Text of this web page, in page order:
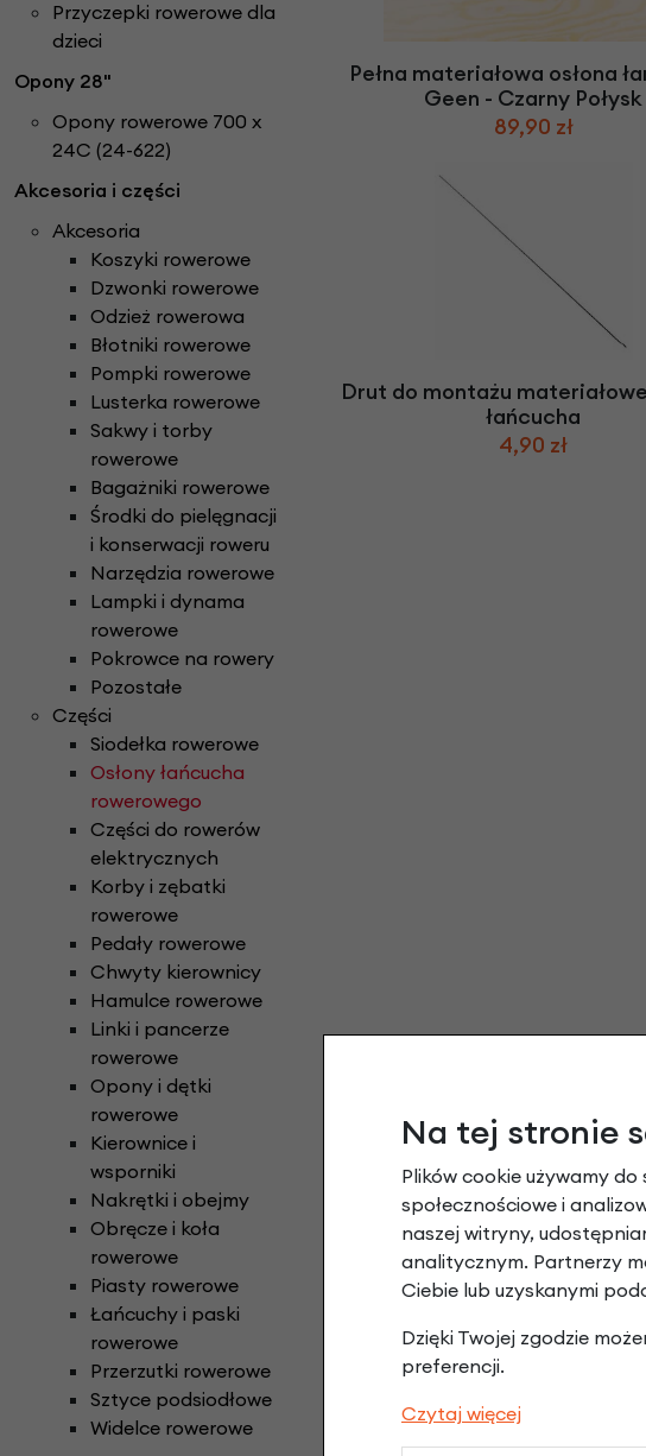
Rowery Składane
Rowery Trójkołowe
Rowerki biegowe
Rowery Cargo / transportowe
Części do rowerów elektrycznych
Dzwonki rowerowe
Foteliki rowerowe
Hamulce rowerowe
asety i wolnobiegi
Kaski rowerowe
Napęd paskowy Gates
Narzędzia rowerowe
bręcze i koła rowerowe
R
Przyczepki rowerowe dla
dzieci
Opony 28"
Opony rowerowe 700 x
24C (24-622)
Akcesoria i części
Akcesoria
Koszyki rowerowe
Dzwonki rowerowe
Odzież rowerowa
Błotniki rowerowe
Pompki rowerowe
Lusterka rowerowe
Sakwy i torby
rowerowe
Bagażniki rowerowe
Środki do pielęgnacji
i konserwacji roweru
Narzędzia rowerowe
Lampki i dynama
rowerowe
Pokrowce na rowery
Pozostałe
Części
Siodełka rowerowe
Osłony łańcucha
rowerowego
Części do rowerów
elektrycznych
Korby i zębatki
rowerowe
Pedały rowerowe
Chwyty kierownicy
Hamulce rowerowe
Linki i pancerze
rowerowe
Opony i dętki
rowerowe
Kierownice i
wsporniki
Nakrętki i obejmy
Obręcze i koła
rowerowe
Piasty rowerowe
Łańcuchy i paski
rowerowe
Przerzutki rowerowe
Sztyce podsiodłowe
Widelce rowerowe
Pełna materiałowa osłona
Geen - Czarny Połysk
89,90 zł
Drut do montażu
łańcucha
4,90 zł
Na tej stronie
Plików cookie używamy
społecznościowe i
naszej witryny,
analitycznym. Partnerzy
Ciebie lub uzyskanymi
Dzięki Twojej zgodzie
preferencji.
Czytaj więcej